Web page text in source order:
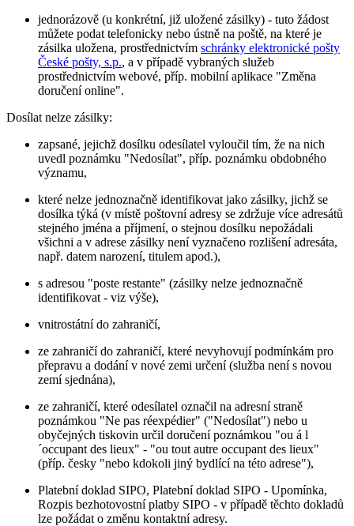
jednorázově (u konkrétní, již uložené zásilky) - tuto žádost
můžete podat telefonicky nebo ústně na poště, na které je
zásilka uložena, prostřednictvím schránky elektronické pošty
České pošty, s.p., a v případě vybraných služeb
prostřednictvím webové, příp. mobilní aplikace "Změna
doručení online".
Dosílat nelze zásilky:
zapsané, jejichž dosílku odesílatel vyloučil tím, že na nich
uvedl poznámku "Nedosílat", příp. poznámku obdobného
významu,
které nelze jednoznačně identifikovat jako zásilky, jichž se
dosílka týká (v místě poštovní adresy se zdržuje více adresátů
stejného jména a příjmení, o stejnou dosílku nepožádali
všichni a v adrese zásilky není vyznačeno rozlišení adresáta,
např. datem narození, titulem apod.),
s adresou "poste restante" (zásilky nelze jednoznačně
identifikovat - viz výše),
vnitrostátní do zahraničí,
ze zahraničí do zahraničí, které nevyhovují podmínkám pro
přepravu a dodání v nové zemi určení (služba není s novou
zemí sjednána),
ze zahraničí, které odesílatel označil na adresní straně
poznámkou "Ne pas réexpédier" ("Nedosílat") nebo u
obyčejných tiskovin určil doručení poznámkou "ou á l
´occupant des lieux" - "ou tout autre occupant des lieux"
(příp. česky "nebo kdokoli jiný bydlící na této adrese"),
Platební doklad SIPO, Platební doklad SIPO - Upomínka,
Rozpis bezhotovostní platby SIPO - v případě těchto dokladů
lze požádat o změnu kontaktní adresy.